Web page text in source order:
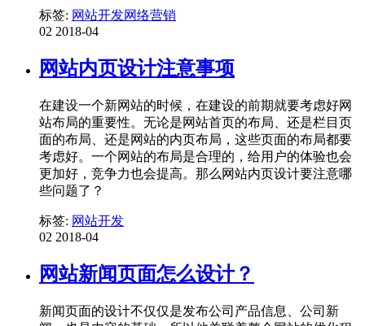
标签: 网站开发网络营销
02 2018-04
网站内页设计注意事项
在建设一个新网站的时候，在建设的前期就要考虑好网
站布局的重要性。无论是网站首页的布局、还是栏目页
面的布局、还是网站的内页布局，这些页面的布局都要
考虑好。一个网站的布局是合理的，给用户的体验也会
更加好，竞争力也会提高。那么网站内页设计要注意哪
些问题了？
标签: 网站开发
02 2018-04
网站新闻页面怎么设计？
新闻页面的设计不仅仅是发布公司产品信息、公司新